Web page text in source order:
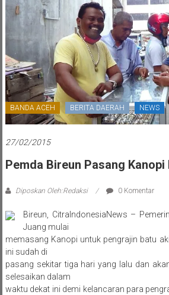
BANDA ACEH BERITA DAERAH NEWS
27/02/2015
Pemda Bireun Pasang Kanopi
Diposkan Oleh:Redaksi 0 Komentar
Bireun, CitraIndonesiaNews –
Juang mulai
memasang Kanopi untuk pengrajin batu
ini sudah di
pasang sekitar tiga hari yang lalu dan
selesaikan dalam
waktu dekat ini demi kelancaran para